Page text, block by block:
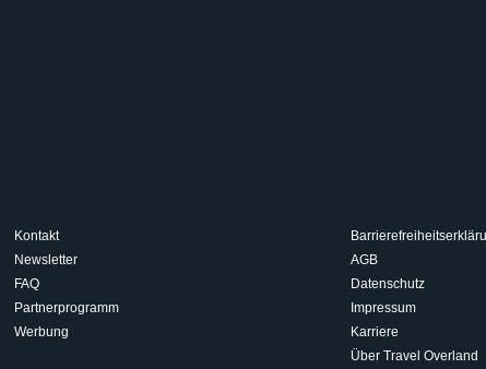
Kontakt
Newsletter
FAQ
Partnerprogramm
Werbung
AGB
Datenschutz
Impressum
Karriere
Über Travel Overland